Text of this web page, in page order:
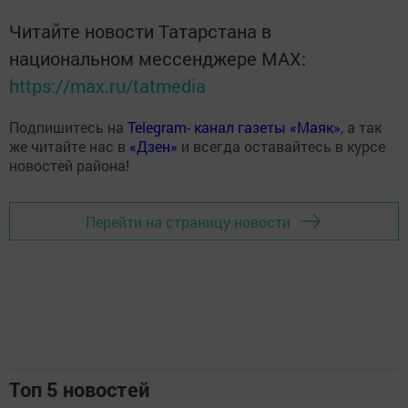
Читайте новости Татарстана в
национальном мессенджере MАХ:
https://max.ru/tatmedia
Подпишитесь на Telegram- канал газеты «Маяк», а так
же читайте нас в «Дзен» и всегда оставайтесь в курсе
новостей района!
Перейти на страницу новости
Топ 5 новостей